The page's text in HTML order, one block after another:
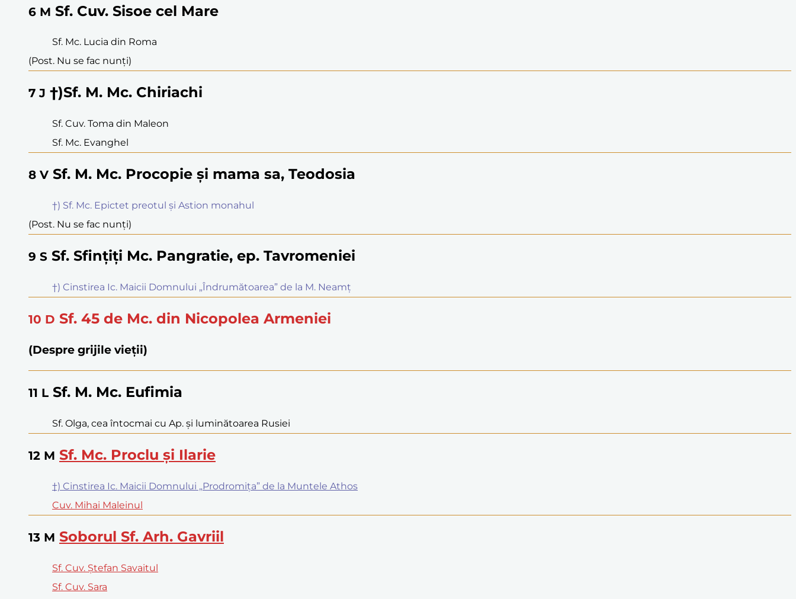
6 M Sf. Cuv. Sisoe cel Mare
Sf. Mc. Lucia din Roma
(Post. Nu se fac nunți)
7 J †)Sf. M. Mc. Chiriachi
Sf. Cuv. Toma din Maleon
Sf. Mc. Evanghel
8 V Sf. M. Mc. Procopie și mama sa, Teodosia
†) Sf. Mc. Epictet preotul și Astion monahul
(Post. Nu se fac nunți)
9 S Sf. Sfințiți Mc. Pangratie, ep. Tavromeniei
†) Cinstirea Ic. Maicii Domnului „Îndrumătoarea” de la M. Neamț
10 D Sf. 45 de Mc. din Nicopolea Armeniei
(Despre grijile vieții)
11 L Sf. M. Mc. Eufimia
Sf. Olga, cea întocmai cu Ap. și luminătoarea Rusiei
12 M Sf. Mc. Proclu și Ilarie
†) Cinstirea Ic. Maicii Domnului „Prodromița” de la Muntele Athos
Cuv. Mihai Maleinul
13 M Soborul Sf. Arh. Gavriil
Sf. Cuv. Ștefan Savaitul
Sf. Cuv. Sara